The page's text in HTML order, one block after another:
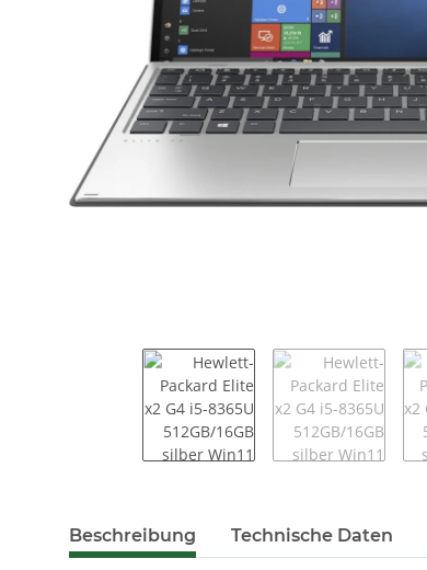
weitere Registerkarten anzeigen
Beschreibung Technische Daten